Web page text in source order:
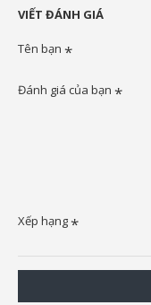
VIẾT ĐÁNH GIÁ
Tên bạn
Đánh giá của bạn
Xếp hạng